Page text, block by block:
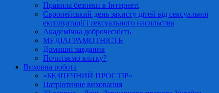
Правила безпеки в Інтернеті
Європейський день захисту дітей від сексуальної
експлуатації і сексуального насильства
Академічна доброчесність
МЕДІАГРАМОТНІСТЬ
Домашні завдання
Почитаємо влітку?
Виховна робота
«БЕЗПЕЧНИЙ ПРОСТІР»
Патріотичне виховання